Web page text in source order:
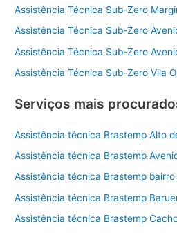
Assistência Técnica Sub-Zero
Assistência Técnica Sub-Zero
Assistência Técnica Sub-Zero
Assistência Técnica Sub-Zero Vila
Serviços mais
Assistência técnica Brastemp Alto
Assistência técnica Brastemp
Assistência técnica Brastemp bairro
Assistência técnica Brastemp
Assistência técnica Brastemp